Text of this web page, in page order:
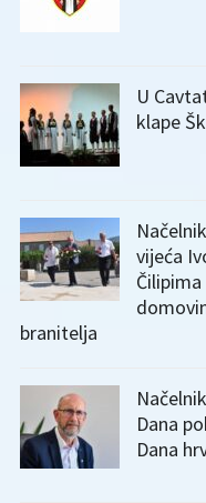
U
klape
vijeća
branitelja
Dana
Dana